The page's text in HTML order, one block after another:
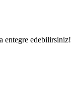
entegre edebilirsiniz!